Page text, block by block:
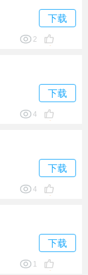
下载
2
下载
4
下载
4
下载
1